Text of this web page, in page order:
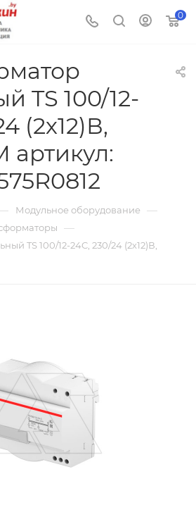
0
TS 100/12-
(2х12)В,
артикул:
Модульное оборудование —
—
TS 100/12-24C, 230/24 (2х12)В,